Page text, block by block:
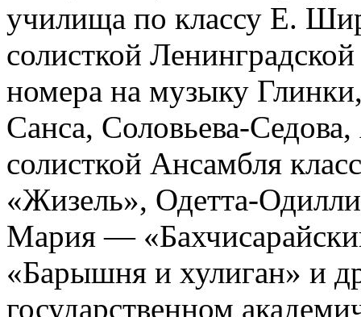
училища по классу Е.
солисткой
номера на музыку
Санса, Соловьева-
солисткой Ансамбля
«Жизель», Одетта-
Мария —
«Барышня и хулиган» и
государственном